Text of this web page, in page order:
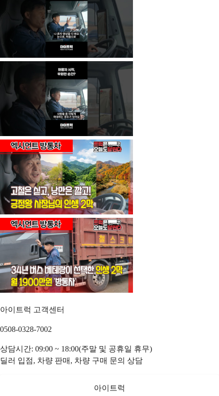
아이트럭 고객센터
0508-0328-7002
상담시간: 09:00 ~ 18:00(주말 및 공휴일 휴무)
딜러 입점, 차량 판매, 차량 구매 문의 상담
아이트럭